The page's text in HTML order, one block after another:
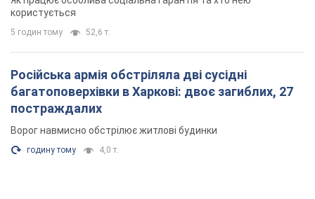
користується
5 годин тому 52,6 т.
Російська армія обстріляла дві сусідні
багатоповерхівки в Харкові: двоє загиблих, 27
постраждалих
Ворог навмисно обстрілює житлові будинки
годину тому 4,0 т.